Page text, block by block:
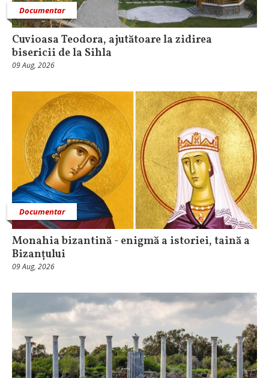
Documentar
Cuvioasa Teodora, ajutătoare la zidirea
bisericii de la Sihla
09 Aug, 2026
Documentar
Monahia bizantină - enigmă a istoriei, taină a
Bizanțului
09 Aug, 2026